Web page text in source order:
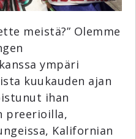
meistä?” Olemme
ympäri
kuukauden ajan
ihan
preerioilla,
Kalifornian